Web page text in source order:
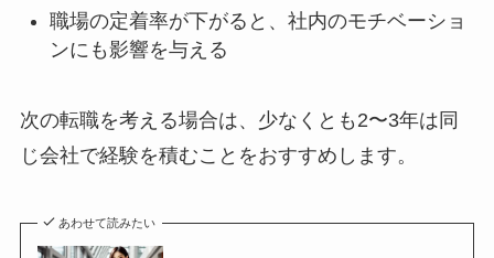
職場の定着率が下がると、社内のモチベーショ
ンにも影響を与える
次の転職を考える場合は、少なくとも2〜3年は同
じ会社で経験を積むことをおすすめします。
あわせて読みたい